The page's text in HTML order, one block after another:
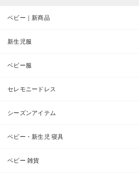
ベビー｜新商品
新生児服
ベビー服
セレモニードレス
シーズンアイテム
ベビー・新生児 寝具
ベビー 雑貨